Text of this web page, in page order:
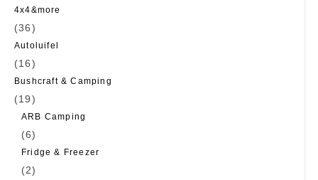
4x4&more
(36)
Autoluifel
(16)
Bushcraft & Camping
(19)
ARB Camping
(6)
Fridge & Freezer
(2)